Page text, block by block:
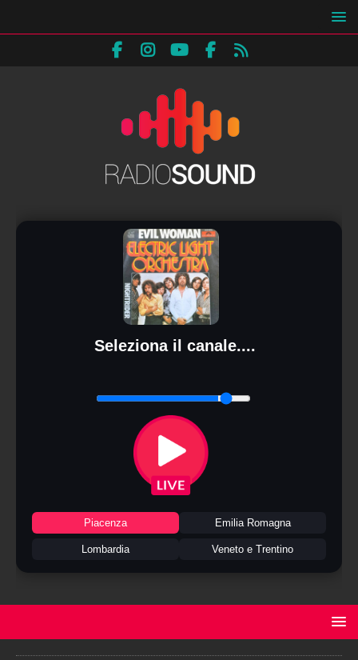
Seleziona il canale....
Piacenza Emilia Romagna
Lombardia Veneto e Trentino